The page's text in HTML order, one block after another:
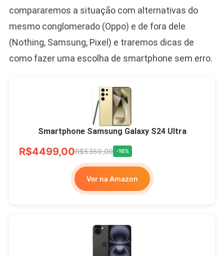
compararemos a situação com alternativas do
mesmo conglomerado (Oppo) e de fora dele
(Nothing, Samsung, Pixel) e traremos dicas de
como fazer uma escolha de smartphone sem erro.
Smartphone Samsung Galaxy S24 Ultra
R$4499,00R$5359,00 -16%
Ver na Amazon